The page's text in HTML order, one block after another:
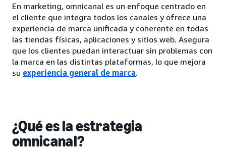
En marketing, omnicanal es un enfoque centrado en
el cliente que integra todos los canales y ofrece una
experiencia de marca unificada y coherente en todas
las tiendas físicas, aplicaciones y sitios web. Asegura
que los clientes puedan interactuar sin problemas con
la marca en las distintas plataformas, lo que mejora
su experiencia general de marca.
¿Qué es la estrategia
omnicanal?